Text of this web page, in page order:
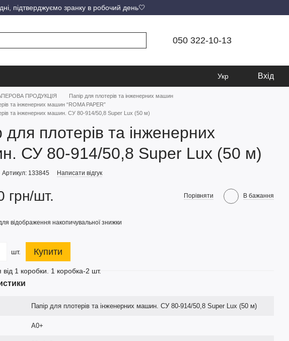
підтверджуємо зранку в робочий день🤍
050 322-10-13
Укр Вхід
ПРОДУКЦІЯ
Папір для плотерів та інженерних машин
та інженерних машин “ROMA PAPER”
та інженерних машин. СУ 80-914/50,8 Super Lux (50 м)
для плотерів та інженерних
СУ 80-914/50,8 Super Lux (50 м)
Артикул: 133845 Написати відгук
грн/шт. Порівняти В бажання
відображення накопичувальної знижки
шт. Купити
1 коробки. 1 коробка-2 шт.
Папір для плотерів та інженерних машин. СУ 80-914/50,8 Super Lux (50 м)
А0+